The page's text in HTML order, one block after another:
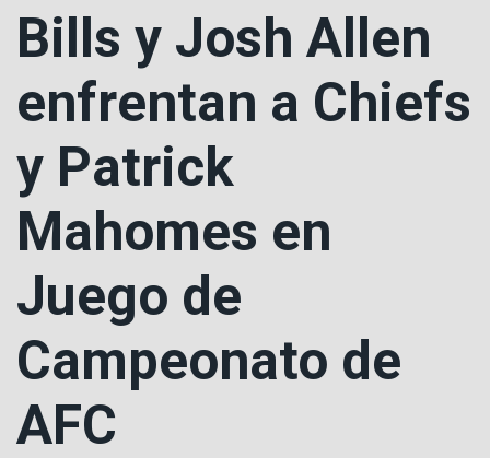
Bills y Josh Allen
enfrentan a Chiefs
y Patrick
Mahomes en
Juego de
Campeonato de
AFC